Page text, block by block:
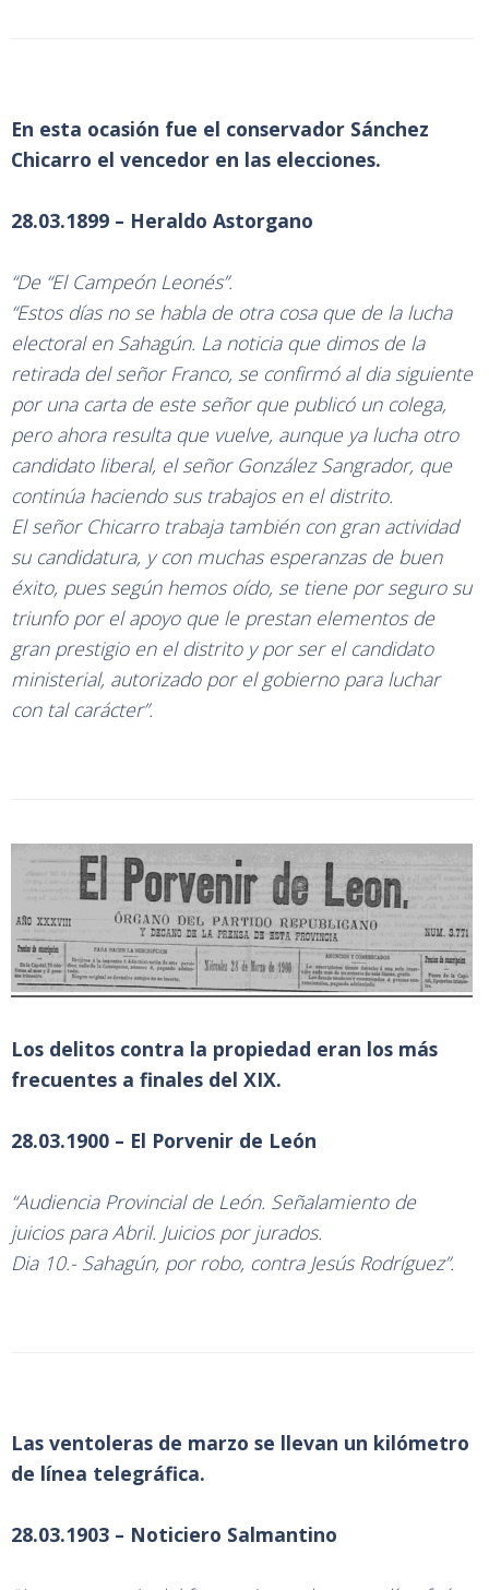
En esta ocasión fue el conservador Sánchez
Chicarro el vencedor en las elecciones.
28.03.1899 – Heraldo Astorgano
“De “El Campeón Leonés”.
“Estos días no se habla de otra cosa que de la lucha
electoral en Sahagún. La noticia que dimos de la
retirada del señor Franco, se confirmó al dia siguiente
por una carta de este señor que publicó un colega,
pero ahora resulta que vuelve, aunque ya lucha otro
candidato liberal, el señor González Sangrador, que
continúa haciendo sus trabajos en el distrito.
El señor Chicarro trabaja también con gran actividad
su candidatura, y con muchas esperanzas de buen
éxito, pues según hemos oído, se tiene por seguro su
triunfo por el apoyo que le prestan elementos de
gran prestigio en el distrito y por ser el candidato
ministerial, autorizado por el gobierno para luchar
con tal carácter”.
Los delitos contra la propiedad eran los más
frecuentes a finales del XIX.
28.03.1900 – El Porvenir de León
“Audiencia Provincial de León. Señalamiento de
juicios para Abril. Juicios por jurados.
Dia 10.- Sahagún, por robo, contra Jesús Rodríguez”.
Las ventoleras de marzo se llevan un kilómetro
de línea telegráfica.
28.03.1903 – Noticiero Salmantino